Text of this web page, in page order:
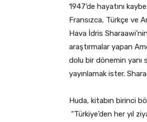
1947’de hayatını
Fransızca, Türkçe ve
Hava İdris
araştırmalar yapan
dolu bir dönemin yanı
yayınlamak ister.
Huda, kitabın birinci
“Türkiye’den her yıl